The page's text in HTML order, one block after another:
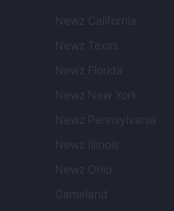
Newz California
Newz Texas
Newz Florida
Newz New York
Newz Pennsylvania
Newz Illinois
Newz Ohio
Gameland